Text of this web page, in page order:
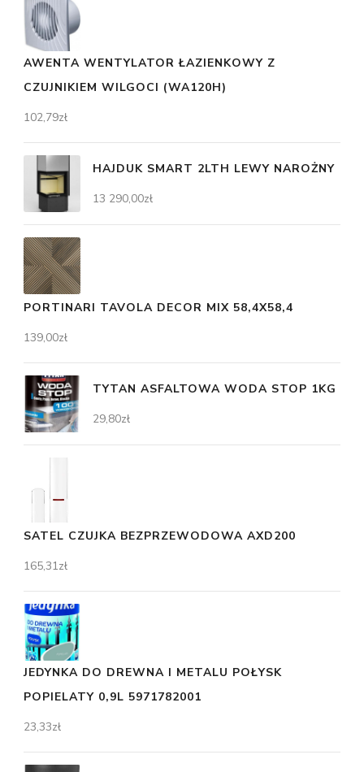
AWENTA WENTYLATOR ŁAZIENKOWY Z
CZUJNIKIEM WILGOCI (WA120H)
102,79zł
HAJDUK SMART 2LTH LEWY NAROŻNY
13 290,00zł
PORTINARI TAVOLA DECOR MIX 58,4X58,4
139,00zł
TYTAN ASFALTOWA WODA STOP 1KG
29,80zł
SATEL CZUJKA BEZPRZEWODOWA AXD200
165,31zł
JEDYNKA DO DREWNA I METALU POŁYSK
POPIELATY 0,9L 5971782001
23,33zł